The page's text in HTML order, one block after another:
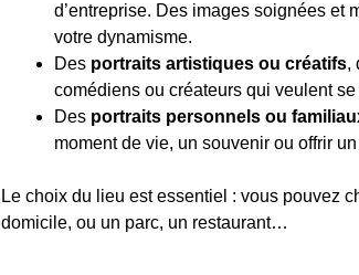
d’entreprise. Des images soignées et
votre dynamisme.
Des portraits artistiques ou créatifs,
comédiens ou créateurs qui veulent se
Des portraits personnels ou
moment de vie, un souvenir ou offrir
Le choix du lieu est essentiel : vous pouvez
domicile, ou un parc, un restaurant…